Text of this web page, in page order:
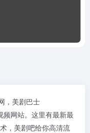
，美剧巴士
频网站。这里有最新最
，美剧吧给你高清流